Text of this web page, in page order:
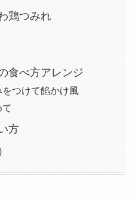
鶏つみれ
食べ方アレンジ
つけて餡かけ風
方